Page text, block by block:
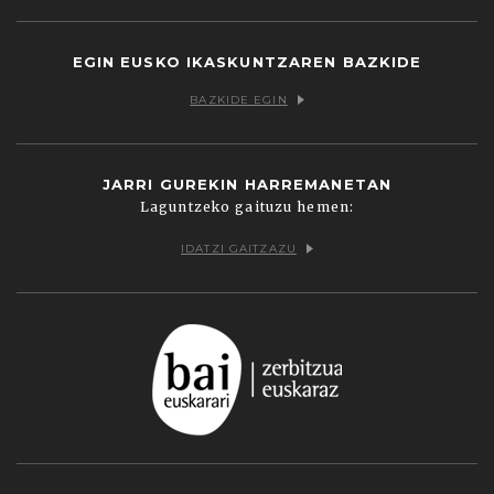
EGIN EUSKO IKASKUNTZAREN BAZKIDE
BAZKIDE EGIN
JARRI GUREKIN HARREMANETAN
Laguntzeko gaituzu hemen:
IDATZI GAITZAZU